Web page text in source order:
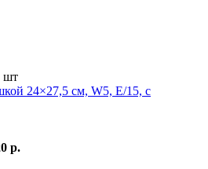
шт
24×27,5 см, W5, E/15, с
р.